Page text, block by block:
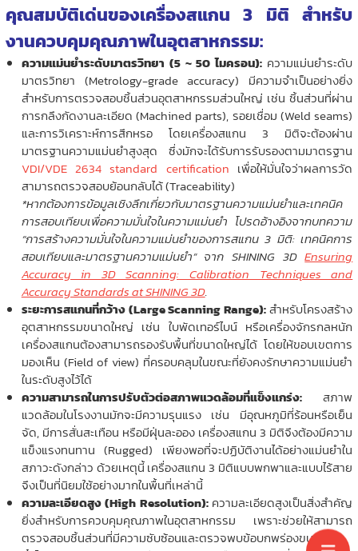
คุณสมบัติเด่นของเครื่องสแกน 3 มิติ สำหรับ
งานควบคุมคุณภาพในอุตสาหกรรม:
ความแม่นยำระดับมาตรวิทยา (5 ~ 50 ไมครอน): ความแม่นยำระดับ
มาตรวิทยา (Metrology-grade accuracy) มีความจำเป็นอย่างยิ่ง
สำหรับการตรวจสอบชิ้นส่วนอุตสาหกรรมส่วนใหญ่ เช่น ชิ้นส่วนที่ผ่าน
การกลึงกัดงานละเอียด (Machined parts), รอยเชื่อม (Weld seams)
และการวิเคราะห์การสึกหรอ โดยเครื่องสแกน 3 มิติจะต้องผ่าน
มาตรฐานความแม่นยำสูงสุด ซึ่งมักจะได้รับการรับรองตามมาตรฐาน
VDI/VDE 2634 standard certification เพื่อให้มั่นใจว่าผลการวัด
สามารถตรวจสอบย้อนกลับได้ (Traceability)
*หากต้องการข้อมูลเชิงลึกเกี่ยวกับมาตรฐานความแม่นยำและเทคนิค
การสอบเทียบเพื่อความมั่นใจในความแม่นยำ โปรดอ้างอิงจากบทความ
“การสร้างความมั่นใจในความแม่นยำของการสแกน 3 มิติ: เทคนิคการ
สอบเทียบและมาตรฐานความแม่นยำ” จาก SHINING 3DEnsuring
Accuracy in 3D Scanning: Calibration Techniques and
Accuracy Standards at SHINING 3D.
ระยะการสแกนที่กว้าง (Large Scanning Range):สำหรับโครงสร้าง
อุตสาหกรรมขนาดใหญ่ เช่น ใบพัดเทอร์ไบน์ หรือเครื่องจักรกลหนัก
เครื่องสแกนต้องสามารถรองรับพื้นที่ขนาดใหญ่ได้ โดยให้ขอบเขตการ
มองเห็น (Field of view) ที่ครอบคลุมในขณะที่ยังคงรักษาความแม่นยำ
ในระดับสูงไว้ได้
ความสามารถในการปรับตัวต่อสภาพแวดล้อมที่แข็งแกร่ง:สภาพ
แวดล้อมในโรงงานมักจะมีความรุนแรง เช่น มีอุณหภูมิที่ร้อนหรือเย็น
จัด, มีการสั่นสะเทือน หรือมีฝุ่นละออง เครื่องสแกน 3 มิติจึงต้องมีความ
แข็งแรงทนทาน (Rugged) เพียงพอที่จะปฏิบัติงานได้อย่างแม่นยำใน
สภาวะดังกล่าว ด้วยเหตุนี้ เครื่องสแกน 3 มิติแบบพกพาและแบบไร้สาย
จึงเป็นที่นิยมใช้อย่างมากในพื้นที่เหล่านี้
ความละเอียดสูง (High Resolution):ความละเอียดสูงเป็นสิ่งสำคัญ
ยิ่งสำหรับการควบคุมคุณภาพในอุตสาหกรรม เพราะช่วยให้สามารถ
ตรวจสอบชิ้นส่วนที่มีความซับซ้อนและตรวจพบข้อบกพร่องขนาดเล็ก